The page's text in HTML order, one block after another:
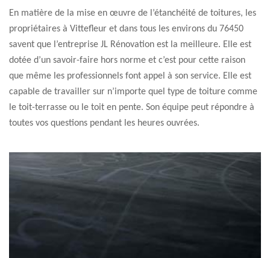
En matière de la mise en œuvre de l’étanchéité de toitures, les
propriétaires à Vittefleur et dans tous les environs du 76450
savent que l’entreprise JL Rénovation est la meilleure. Elle est
dotée d’un savoir-faire hors norme et c’est pour cette raison
que même les professionnels font appel à son service. Elle est
capable de travailler sur n’importe quel type de toiture comme
le toit-terrasse ou le toit en pente. Son équipe peut répondre à
toutes vos questions pendant les heures ouvrées.